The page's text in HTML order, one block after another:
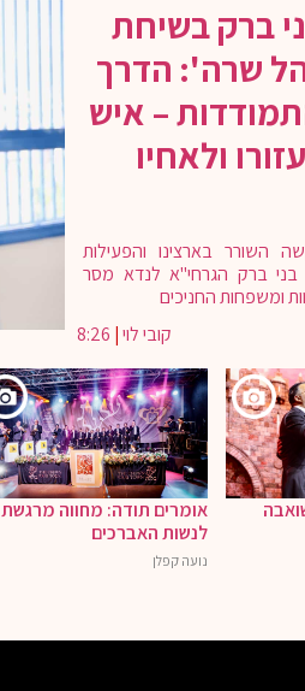
ברק בשיחת
שרה': הדרך
– איש
ולאחיו
בארצינו והפעילות
ברק הגרחי"א לנדא מסר
ומשפחות החניכים
קובי לוי|
8:26
אומרים תודה: מחווה מרגשת
לנשות האברכים
נועה קפלן